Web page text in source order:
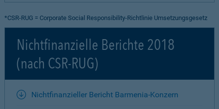
*CSR-RUG = Corporate Social Responsibility-Richtlinie Umsetzungsgesetz
Nichtfinanzielle Berichte 2018
(nach CSR-RUG)
Nichtfinanzieller Bericht Barmenia-Konzern